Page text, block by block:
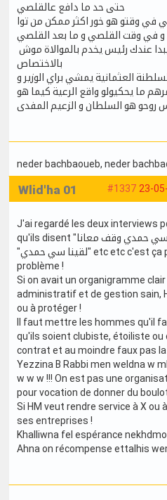
حتى حد ما دافع عالقلصي
في وقتو هو خور اكثر ممكن من توا
و في وقت القلصي و ما بعد القلصي
عندك رئيس يخدم بالموالاة موش
بالاختصاص
العثمانية يمشي براي الوزير و
ما يحكيولو واقع الرعية كيما هو
روحو هو السلطان و الزعيم المفدى
neder bachbaoueb, neder
#1337 23-
Wlid'ha 01
J'ai regardé les deux interviews
qu'ils disent "سي حمدي وقف معانا" et "كان مش سي حمدي" et
"لقينا سي حمدي" etc etc c'est ça pour moi le noeud du
problème !
Si on avait un organigramme
administratif et de gestion sain,
ou à protéger !
Il faut mettre les hommes qu'il
qu'ils soient clubiste, étoiliste ou
contrat et au moindre faux pas
Yezzina B Rabbi men weldna w
w w w !!! On est pas une
pour vocation de donner du
Si HM veut rendre service à X ou
ses entreprises !
Khalliwna fel espérance
Ahna on récompense ettalhis